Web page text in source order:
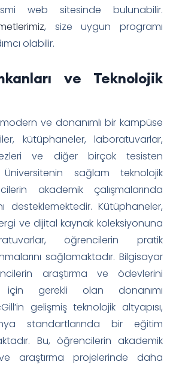
web sitesinde bulunabilir.
, size uygun programı
olabilir.
ve Teknolojik
ve donanımlı bir kampüse
kütüphaneler, laboratuvarlar,
ve diğer birçok tesisten
Üniversitenin sağlam teknolojik
akademik çalışmalarında
desteklemektedir. Kütüphaneler,
ve dijital kaynak koleksiyonuna
öğrencilerin pratik
sağlamaktadır. Bilgisayar
araştırma ve ödevlerini
için gerekli olan donanımı
gelişmiş teknolojik altyapısı,
standartlarında bir eğitim
Bu, öğrencilerin akademik
ve araştırma projelerinde daha